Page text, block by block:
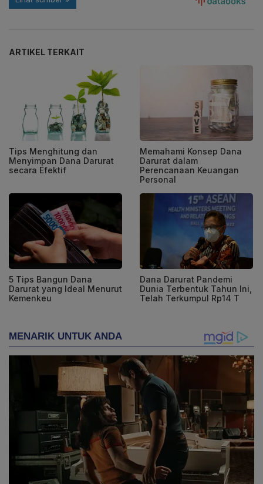
ARTIKEL TERKAIT
Tips Menghitung dan
Menyimpan Dana Darurat
secara Efektif
Memahami Konsep Dana
Darurat dalam
Perencanaan Keuangan
Personal
5 Tips Bangun Dana
Darurat yang Ideal Menurut
Kemenkeu
Dana Darurat Pandemi
Dunia Terbentuk Tahun Ini,
Telah Terkumpul Rp14 T